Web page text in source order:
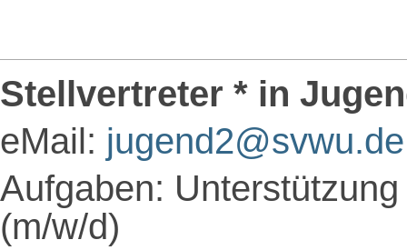
Stellvertreter * in
eMail: jugend2@svwu.de
Aufgaben:
(m/w/d)